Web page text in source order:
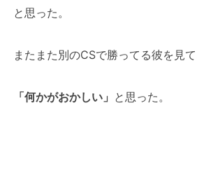
と思った。
またまた別のCSで勝ってる彼を見
「何かがおかしい」 と思った。